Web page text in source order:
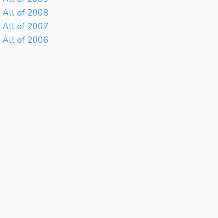
All of 2008
All of 2007
All of 2006